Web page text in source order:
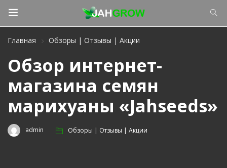
Главная Обзоры | Отзывы | Акции
Обзор интернет-
магазина семян
марихуаны «Jahseeds»
admin Обзоры | Отзывы | Акции